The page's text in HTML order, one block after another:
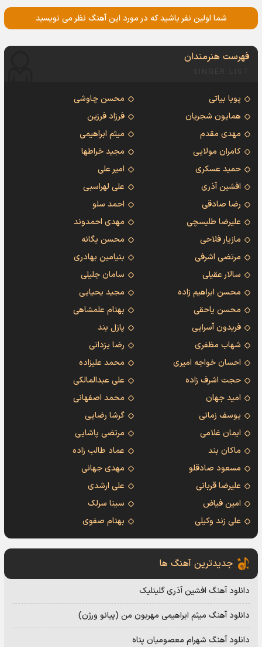
شما اولین نفر باشید که در مورد این آهنگ نظر می نویسید
فهرست هنرمندان
پویا بیاتی
محسن چاوشی
همایون شجریان
فرزاد فرزین
مهدی مقدم
میثم ابراهیمی
کامران مولایی
مجید خراطها
حمید عسکری
امیر علی
افشین آذری
علی لهراسبی
رضا صادقی
احمد سلو
علیرضا طلیسچی
مهدی احمدوند
مازیار فلاحی
محسن یگانه
مرتضی اشرفی
بنیامین بهادری
سالار عقیلی
سامان جلیلی
محسن ابراهیم زاده
مجید یحیایی
محسن یاحقی
بهنام علمشاهی
فریدون آسرایی
پازل بند
شهاب مظفری
رضا یزدانی
احسان خواجه امیری
محمد علیزاده
حجت اشرف زاده
علی عبدالمالکی
امید جهان
محمد اصفهانی
یوسف زمانی
گرشا رضایی
ایمان غلامی
مرتضی پاشایی
ماکان بند
عماد طالب زاده
مسعود صادقلو
مهدی جهانی
علیرضا قربانی
علی ارشدی
امین فیاض
سینا سرلک
علی زند وکیلی
بهنام صفوی
جدیدترین آهنگ ها
دانلود آهنگ افشین آذری گلینلیک
دانلود آهنگ میثم ابراهیمی مهربون من (پیانو ورژن)
دانلود آهنگ شهرام معصومیان پناه